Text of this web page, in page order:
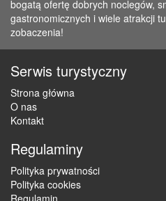
bogatą ofertę dobrych noclegów,
gastronomicznych i wiele atrakcji
zobaczenia!
Serwis turystyczny
Strona główna
O nas
Kontakt
Regulaminy
Polityka prywatności
Polityka cookies
Regulamin